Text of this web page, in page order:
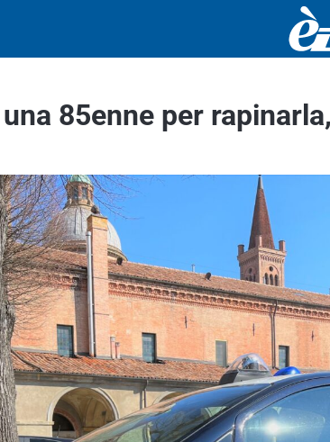
85enne per